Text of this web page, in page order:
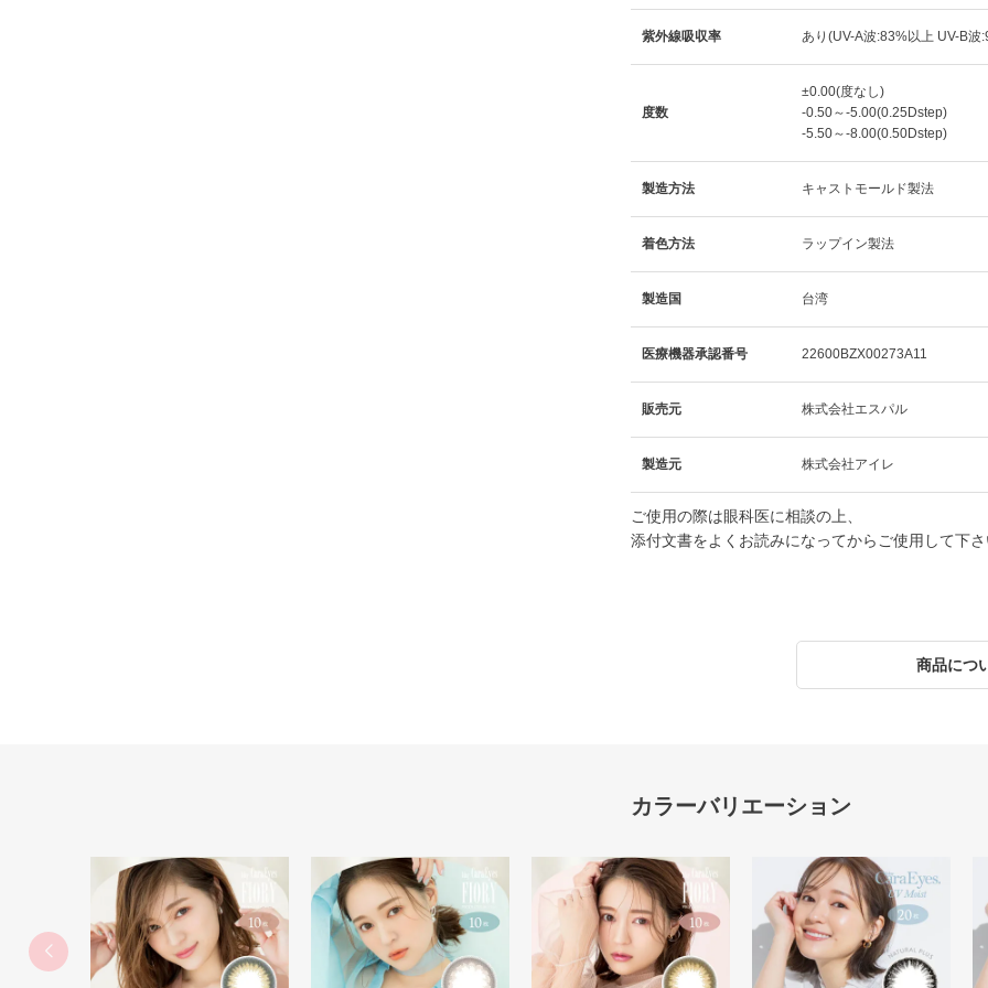
紫外線吸収率 あり(UV-A波:83%以上 UV-B波
度数
±0.00(度なし)
-0.50～-5.00(0.25Dstep)
-5.50～-8.00(0.50Dstep)
製造方法 キャストモールド製法
着色方法 ラップイン製法
製造国 台湾
医療機器承認番号 22600BZX00273A11
販売元 株式会社エスパル
製造元 株式会社アイレ
ご使用の際は眼科医に相談の上、
添付文書をよくお読みになってからご使用して下さ
商品につ